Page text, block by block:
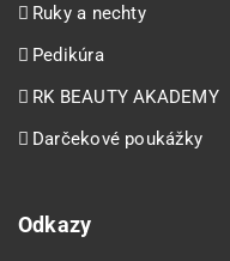
Ruky a nechty
Pedikúra
RK BEAUTY AKADEMY
Darčekové poukážky
Odkazy